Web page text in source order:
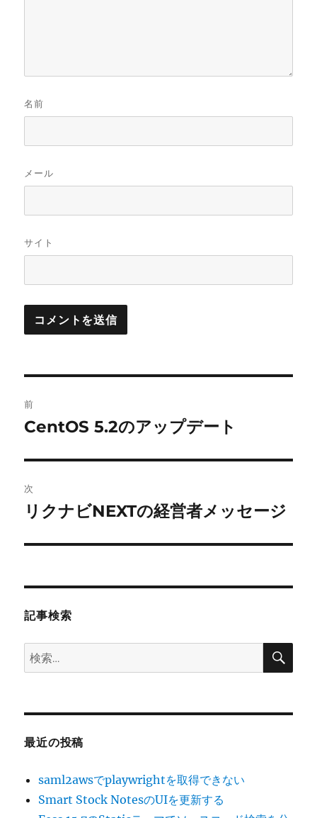
名前
メール
サイト
稿
ビ
ゲ
ー
前
前
投
稿:
CentOS 5.2のアップデート
次
次
投
リクナビNEXTの経営者メッセージ
記事検索
検
索:
検
最近の投稿
saml2awsでplaywrightを取得できない
Smart Stock NotesのUIを更新する